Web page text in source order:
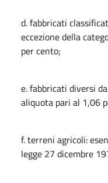
d. fabbricati
eccezione della
per cento;
e. fabbricati diversi
aliquota pari al 1,06
f. terreni agricoli:
legge 27 dicembre